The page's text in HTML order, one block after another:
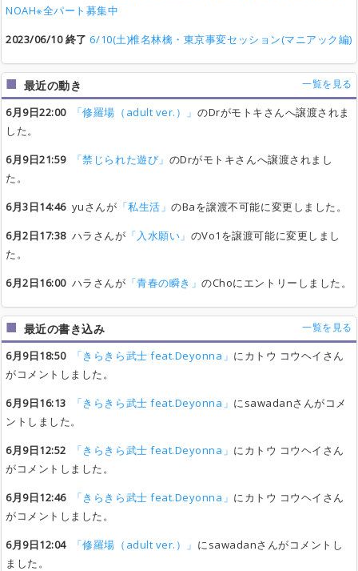
NOAH※全パート募集中
2023/06/10 終了 6/10(土)椎名林檎・東京事変セッション(マニアック編)
最近の動き 一覧を見る
6月9日22:00 「修羅場（adult ver.）」 のDrがモトキさんへ譲渡されま
した。
6月9日21:59
「禁じられた遊び」 のDrがモトキさんへ譲渡されまし
た。
6月3日14:46yuさんが 「私生活」のBaを譲渡不可能に変更しました。
6月2日17:38ハラさんが 「入水願い」 のVo1を譲渡可能に変更しまし
た。
6月2日16:00ハラさんが 「青春の瞬き」のChoにエントリーしました。
最近の書き込み 一覧を見る
6月9日18:50 「きらきら武士 feat.Deyonna」 にカトウ コウヘイさん
がコメントしました。
6月9日16:13
「きらきら武士 feat.Deyonna」 にsawadanさんがコメ
ントしました。
6月9日12:52
「きらきら武士 feat.Deyonna」 にカトウ コウヘイさん
がコメントしました。
6月9日12:46
「きらきら武士 feat.Deyonna」 にカトウ コウヘイさん
がコメントしました。
6月9日12:04
「修羅場（adult ver.）」 にsawadanさんがコメントし
ました。